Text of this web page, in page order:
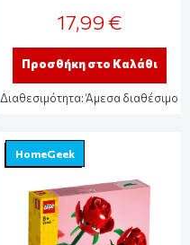
17,99 €
Προσθήκη στο Καλάθι
Διαθεσιμότητα:Άμεσα διαθέσιμο
HomeGeek